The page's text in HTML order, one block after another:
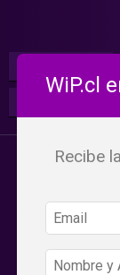
WiP.cl
Recibe